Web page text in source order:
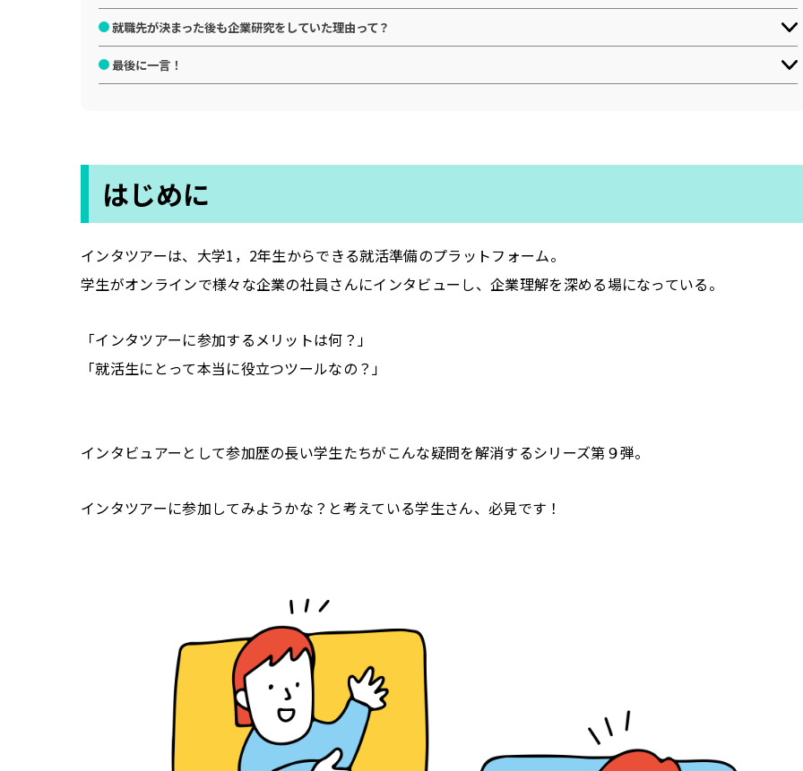
就職先が決まった後も企業研究をしていた理由って？
最後に一言！
はじめに
インタツアーは、大学1，2年生からできる就活準備のプラットフォーム。
学生がオンラインで様々な企業の社員さんにインタビューし、企業理解を深める場になっている。
「インタツアーに参加するメリットは何？」
「就活生にとって本当に役立つツールなの？」
インタビュアーとして参加歴の長い学生たちがこんな疑問を解消するシリーズ第９弾。
インタツアーに参加してみようかな？と考えている学生さん、必見です！